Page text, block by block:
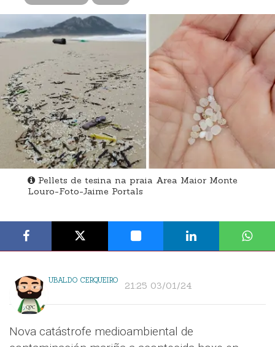
Pellets de tesina na praia Area Maior Monte
Louro-Foto-Jaime Portals
UBALDO CERQUEIRO 21:25 03/01/24
Nova catástrofe medioambiental de